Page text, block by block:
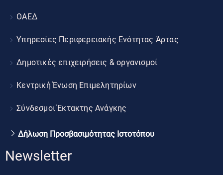
ΟΑΕΔ
Υπηρεσίες Περιφερειακής Ενότητας Άρτας
Δημοτικές επιχειρήσεις & οργανισμοί
Κεντρική Ένωση Επιμελητηρίων
Σύνδεσμοι Έκτακτης Ανάγκης
Δήλωση Προσβασιμότητας Ιστοτόπου
Newsletter